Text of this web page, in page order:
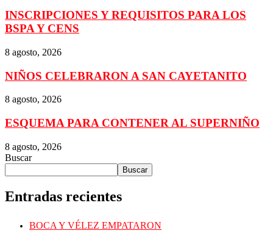
INSCRIPCIONES Y REQUISITOS PARA LOS
BSPA Y CENS
8 agosto, 2026
NIÑOS CELEBRARON A SAN CAYETANITO
8 agosto, 2026
ESQUEMA PARA CONTENER AL SUPERNIÑO
8 agosto, 2026
Buscar
Buscar
Entradas recientes
BOCA Y VÉLEZ EMPATARON